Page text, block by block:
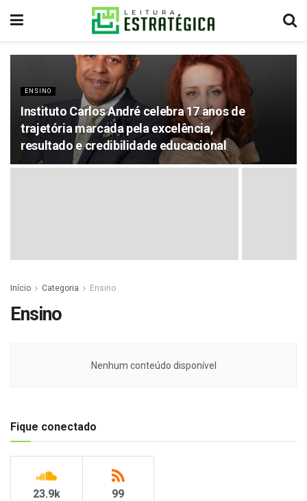
ENSINO
Instituto Carlos André celebra 17 anos de
trajetória marcada pela excelência,
resultado e credibilidade educacional
Início Categoria Ensino
Ensino
Nenhum conteúdo disponível
Fique conectado
23.9k 99